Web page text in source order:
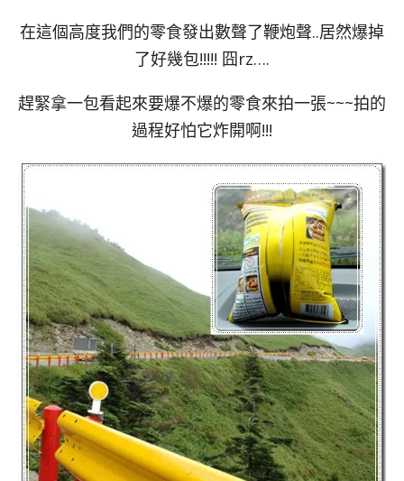
在這個高度我們的零食發出數聲了鞭炮聲..居然爆掉
了好幾包!!!!! 囧rz….
趕緊拿一包看起來要爆不爆的零食來拍一張~~~拍的
過程好怕它炸開啊!!!